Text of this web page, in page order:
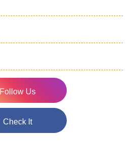
Follow Us
Check It